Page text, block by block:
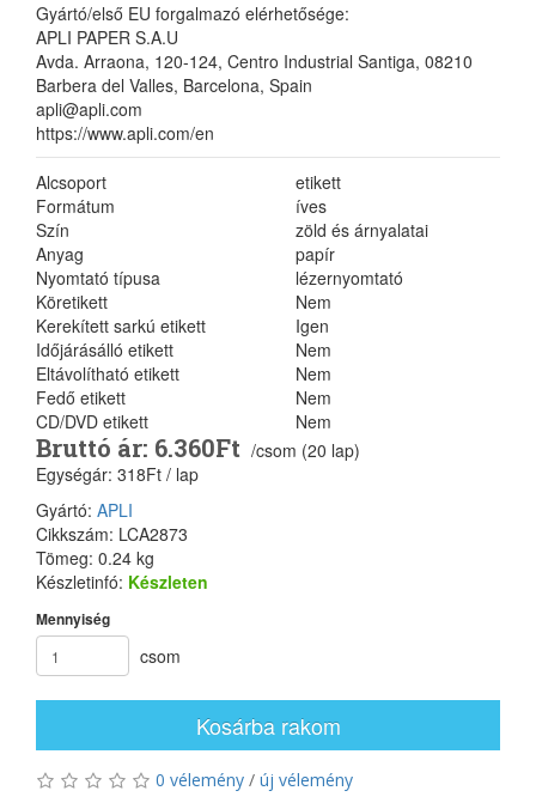
Gyártó/első EU forgalmazó elérhetősége:
APLI PAPER S.A.U
Avda. Arraona, 120-124, Centro Industrial Santiga, 08210
Barbera del Valles, Barcelona, Spain
apli@apli.com
https://www.apli.com/en
Alcsoport
etikett
Formátum
íves
Szín
zöld és árnyalatai
Anyag
papír
Nyomtató típusa
lézernyomtató
Köretikett
Nem
Kerekített sarkú etikett
Igen
Időjárásálló etikett
Nem
Eltávolítható etikett
Nem
Fedő etikett
Nem
CD/DVD etikett
Nem
Bruttó ár: 6.360Ft /csom (20 lap)
Egységár: 318Ft / lap
Gyártó: APLI
Cikkszám: LCA2873
Tömeg: 0.24 kg
Készletinfó: Készleten
Mennyiség
csom
Kosárba rakom
0 vélemény / új vélemény